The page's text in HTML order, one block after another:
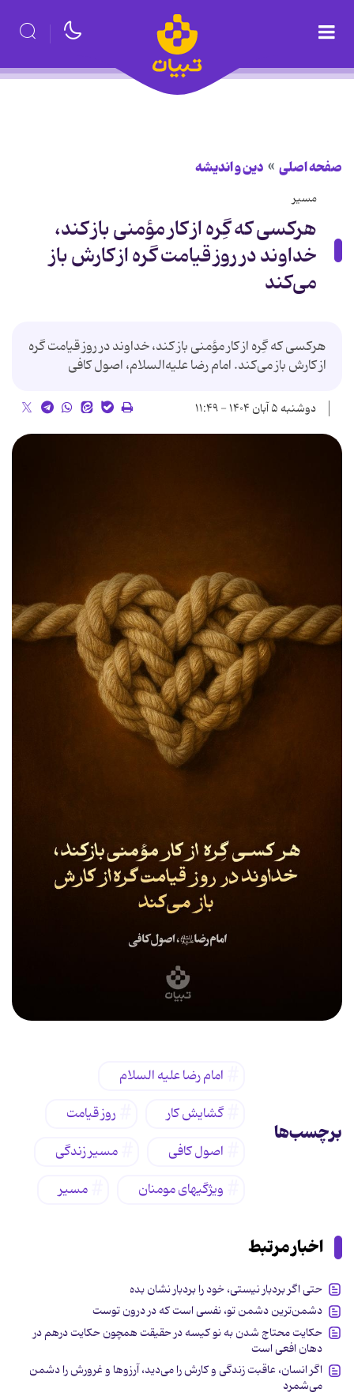
صفحه اصلی دین و اندیشه
مسیر
هرکسی که گِره از کار مؤمنی باز کند،
خداوند در روز قیامت گره از کارش باز
می‌کند
هرکسی که گِره از کار مؤمنی باز کند، خداوند در روز قیامت گره
از کارش باز می‌کند. امام رضا علیه‌السلام، اصول کافی
دوشنبه ۵ آبان ۱۴۰۴ - ۱۱:۴۹
برچسب‌ها
امام رضا علیه السلام
گشایش کار
روز قیامت
اصول کافی
مسیر زندگی
ویژگیهای مومنان
مسیر
اخبار مرتبط
حتی اگر بردبار نیستی، خود را بردبار نشان بده
دشمن‌ترین دشمن تو، نفسی است که در درون توست
حکایت محتاج شدن به نو کیسه در حقیقت همچون حکایت درهم در
دهان افعی است
اگر انسان، عاقبت زندگی و کارش را می‌دید، آرزوها و غرورش را دشمن
می‌شمرد